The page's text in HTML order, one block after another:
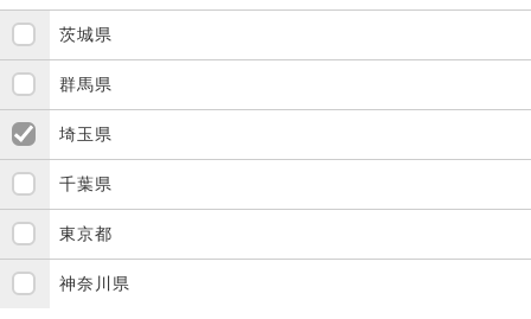
茨城県
群馬県
埼玉県
千葉県
東京都
神奈川県